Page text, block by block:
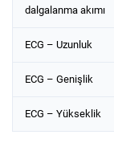
dalgalanma akımı
ECG – Uzunluk
ECG – Genişlik
ECG – Yükseklik